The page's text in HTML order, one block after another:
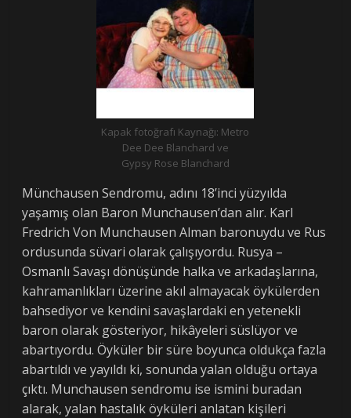
Kapak fotoğrafı Kaynağı: Metro
Dee Dee Blanchard ve
Gypsy Rose Blanchard
Münchausen Sendromu, adını 18’inci yüzyılda
yaşamış olan Baron Munchausen’dan alır. Karl
Fredrich Von Munchausen Alman baronuydu ve Rus
ordusunda süvari olarak çalışıyordu. Rusya –
Osmanlı Savaşı dönüşünde halka ve arkadaşlarına,
kahramanlıkları üzerine akıl almayacak öykülerden
bahsediyor ve kendini savaşlardaki en yetenekli
baron olarak gösteriyor, hikâyeleri süslüyor ve
abartıyordu. Öyküler bir süre boyunca oldukça fazla
abartıldı ve yayıldı ki, sonunda yalan olduğu ortaya
çıktı. Munchausen sendromu ise ismini buradan
alarak, yalan hastalık öyküleri anlatan kişileri